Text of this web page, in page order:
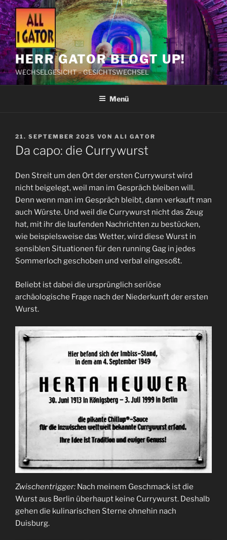
Zum
Inhalt
springen
HERR GATOR BLOGT UP!
WECHSELGESICHT – GESICHTSWECHSEL
Menü
VERÖFFENTLICHT
AM
21. SEPTEMBER 2025 VON ALI GATOR
Da capo: die Currywurst
Den Streit um den Ort der ersten Currywurst wird
nicht beigelegt, weil man im Gespräch bleiben will.
Denn wenn man im Gespräch bleibt, dann verkauft man
auch Würste. Und weil die Currywurst nicht das Zeug
hat, mit ihr die laufenden Nachrichten zu bestücken,
wie beispielsweise das Wetter, wird diese Wurst in
sensiblen Situationen für den running Gag in jedes
Sommerloch geschoben und verbal eingesoßt.
Beliebt ist dabei die ursprünglich seriöse
archäologische Frage nach der Niederkunft der ersten
Wurst.
Zwischentrigger: Nach meinem Geschmack ist die
Wurst aus Berlin überhaupt keine Currywurst. Deshalb
gehen die kulinarischen Sterne ohnehin nach
Duisburg.